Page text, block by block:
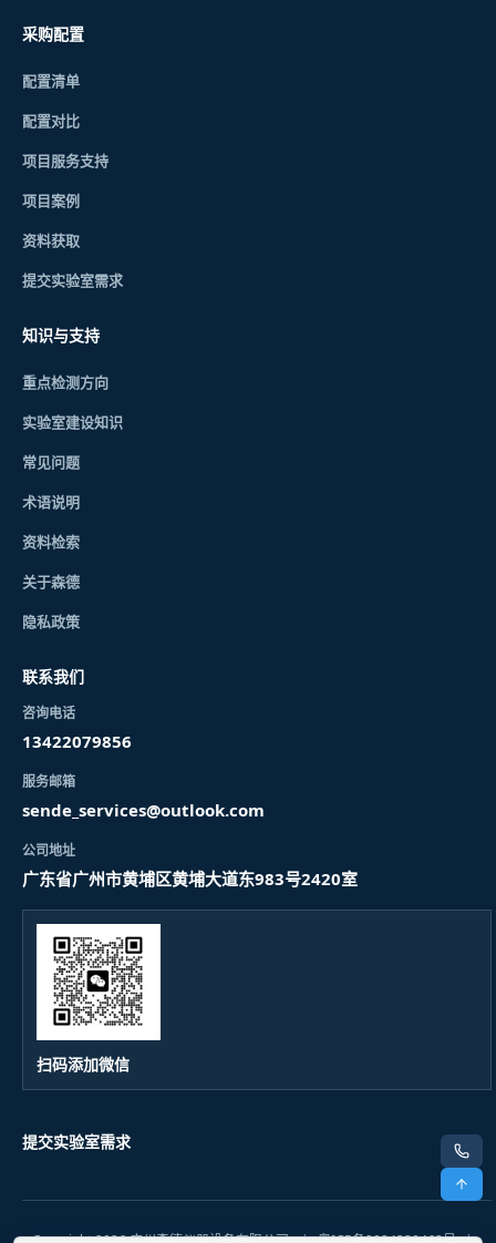
电话
顶部
采购配置
配置清单
配置对比
项目服务支持
项目案例
资料获取
提交实验室需求
知识与支持
重点检测方向
实验室建设知识
常见问题
术语说明
资料检索
关于森德
隐私政策
联系我们
咨询电话
13422079856
服务邮箱
sende_services@outlook.com
公司地址
广东省广州市黄埔区黄埔大道东983号2420室
扫码添加微信
提交实验室需求